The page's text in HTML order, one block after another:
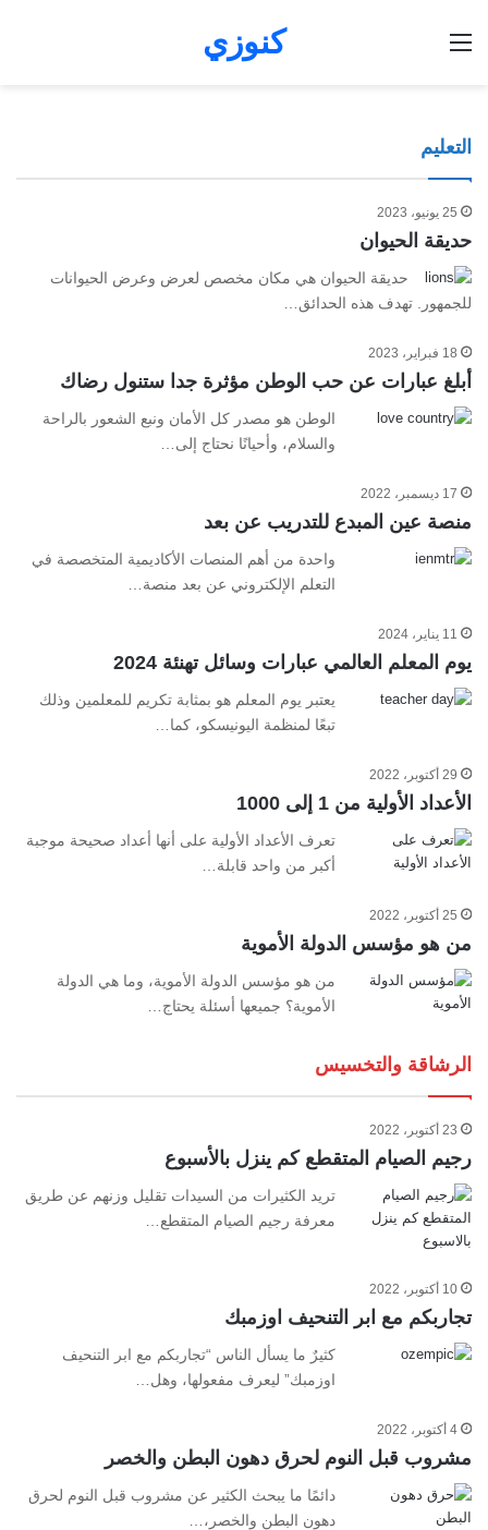
كنوزي
التعليم
25 يونيو، 2023
حديقة الحيوان
حديقة الحيوان هي مكان مخصص لعرض وعرض الحيوانات
للجمهور. تهدف هذه الحدائق…
18 فبراير، 2023
أبلغ عبارات عن حب الوطن مؤثرة جدا ستنول رضاك
الوطن هو مصدر كل الأمان ونبع الشعور بالراحة
والسلام، وأحيانًا نحتاج إلى…
17 ديسمبر، 2022
منصة عين المبدع للتدريب عن بعد
واحدة من أهم المنصات الأكاديمية المتخصصة في
التعلم الإلكتروني عن بعد منصة…
11 يناير، 2024
يوم المعلم العالمي عبارات وسائل تهنئة 2024
يعتبر يوم المعلم هو بمثابة تكريم للمعلمين وذلك
تبعًا لمنظمة اليونيسكو، كما…
29 أكتوبر، 2022
الأعداد الأولية من 1 إلى 1000
تعرف الأعداد الأولية على أنها أعداد صحيحة موجبة
أكبر من واحد قابلة…
25 أكتوبر، 2022
من هو مؤسس الدولة الأموية
من هو مؤسس الدولة الأموية، وما هي الدولة
الأموية؟ جميعها أسئلة يحتاج…
الرشاقة والتخسيس
23 أكتوبر، 2022
رجيم الصيام المتقطع كم ينزل بالأسبوع
تريد الكثيرات من السيدات تقليل وزنهم عن طريق
معرفة رجيم الصيام المتقطع…
10 أكتوبر، 2022
تجاربكم مع ابر التنحيف اوزمبك
كثيرٌ ما يسأل الناس “تجاربكم مع ابر التنحيف
اوزمبك” ليعرف مفعولها، وهل…
4 أكتوبر، 2022
مشروب قبل النوم لحرق دهون البطن والخصر
دائمًا ما يبحث الكثير عن مشروب قبل النوم لحرق
دهون البطن والخصر،…